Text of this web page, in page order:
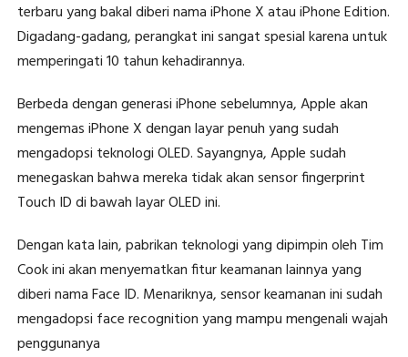
terbaru yang bakal diberi nama iPhone X atau iPhone Edition.
Digadang-gadang, perangkat ini sangat spesial karena untuk
memperingati 10 tahun kehadirannya.
Berbeda dengan generasi iPhone sebelumnya, Apple akan
mengemas iPhone X dengan layar penuh yang sudah
mengadopsi teknologi OLED. Sayangnya, Apple sudah
menegaskan bahwa mereka tidak akan sensor fingerprint
Touch ID di bawah layar OLED ini.
Dengan kata lain, pabrikan teknologi yang dipimpin oleh Tim
Cook ini akan menyematkan fitur keamanan lainnya yang
diberi nama Face ID. Menariknya, sensor keamanan ini sudah
mengadopsi face recognition yang mampu mengenali wajah
penggunanya